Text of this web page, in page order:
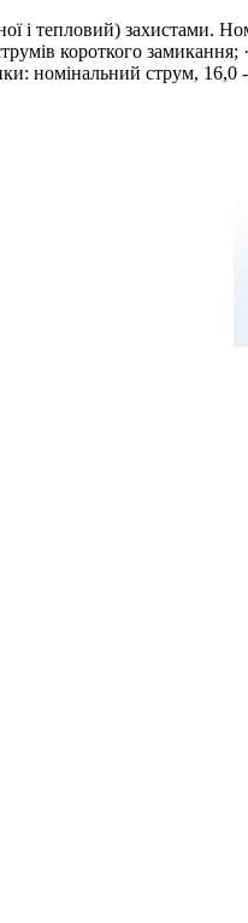
і тепловий) захистами.
короткого
номінальний струм,